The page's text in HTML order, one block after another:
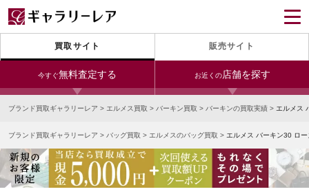
買取サイト 販売サイト
今すぐ無料査定する お近くの店舗を探す
24時間受付（対応時間10:00～19:00）
宅配買取を申し込む
無料の宅配キットをお届けします
銀座本店 青山表参道店 新宿東口店
小田急新宿店 LAB東京 名古屋大須店
ブランド買取ギャラリーレア > エルメス買取 > バーキン買取 > バーキンの買取実績 > エルメス
ブランド買取ギャラリーレア > バッグ買取 > エルメスのバッグ買取 > エルメス バーキン30 ロ